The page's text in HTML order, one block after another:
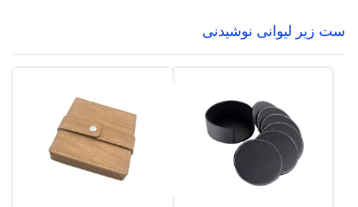
ست زیر لیوانی نوشیدنی